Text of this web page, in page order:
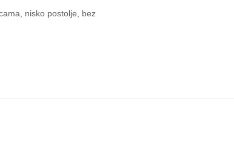
nisko postolje, bez